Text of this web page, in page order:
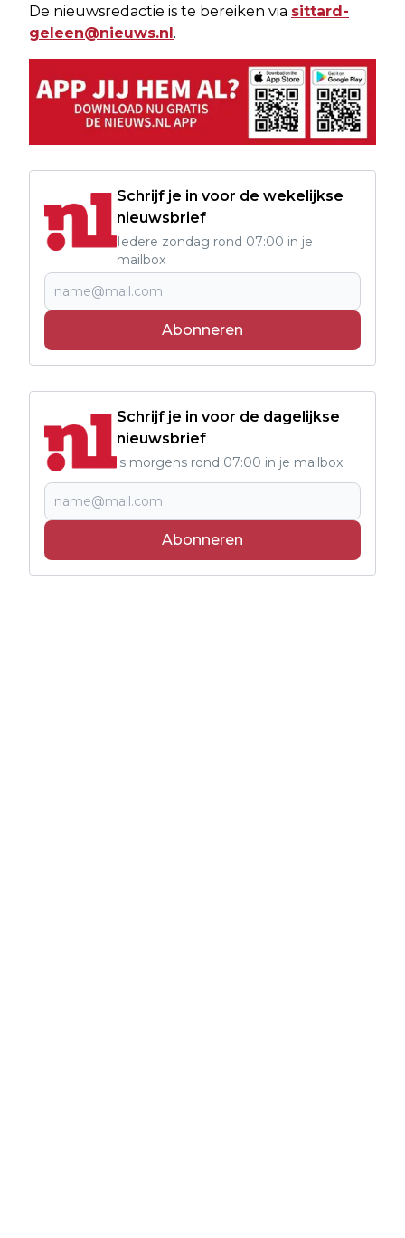
De nieuwsredactie is te bereiken via sittard-
geleen@nieuws.nl .
Schrijf je in voor de wekelijkse
nieuwsbrief
Iedere zondag rond 07:00 in je
mailbox
Abonneren
Schrijf je in voor de dagelijkse
nieuwsbrief
's morgens rond 07:00 in je mailbox
Abonneren